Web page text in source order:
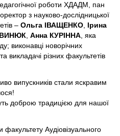
роботи ХДАДМ, пан
з науково-дослідницької
–Ольга ІВАЩЕНКО, Ірина
,Анна КУРІННА, яка
виконавці новорічних
викладачі різних факультетів
випускників стали яскравим
доброю традицією для нашої
факультету Аудіовізуального